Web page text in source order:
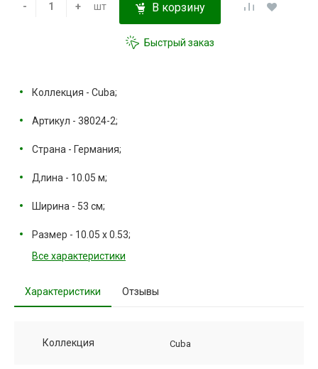
- + шт В корзину
Быстрый заказ
Коллекция - Cuba;
Артикул - 38024-2;
Страна - Германия;
Длина - 10.05 м;
Ширина - 53 см;
Размер - 10.05 х 0.53;
Все характеристики
Характеристики Отзывы
Коллекция Cuba